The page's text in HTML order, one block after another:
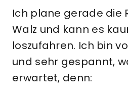
Ich plane gerade die
Walz und kann es
loszufahren. Ich bin
und sehr gespannt,
erwartet, denn: